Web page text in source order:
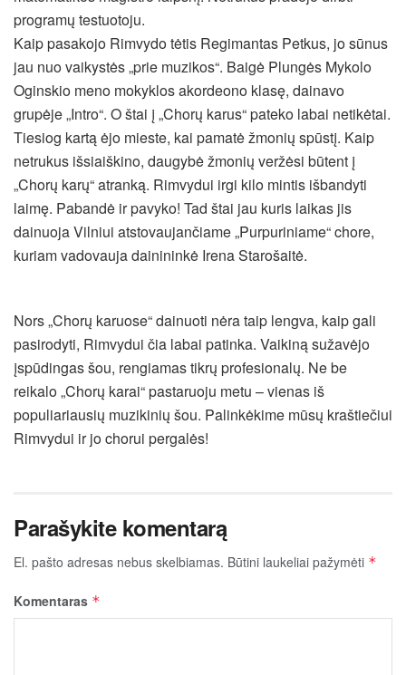
programų testuotoju.
Kaip pasakojo Rimvydo tėtis Regimantas Petkus, jo sūnus
jau nuo vaikystės „prie muzikos“. Baigė Plungės Mykolo
Oginskio meno mokyklos akordeono klasę, dainavo
grupėje „Intro“. O štai į „Chorų karus“ pateko labai netikėtai.
Tiesiog kartą ėjo mieste, kai pamatė žmonių spūstį. Kaip
netrukus išsiaiškino, daugybė žmonių veržėsi būtent į
„Chorų karų“ atranką. Rimvydui irgi kilo mintis išbandyti
laimę. Pabandė ir pavyko! Tad štai jau kuris laikas jis
dainuoja Vilniui atstovaujančiame „Purpuriniame“ chore,
kuriam vadovauja dainininkė Irena Starošaitė.
Nors „Chorų karuose“ dainuoti nėra taip lengva, kaip gali
pasirodyti, Rimvydui čia labai patinka. Vaikiną sužavėjo
įspūdingas šou, rengiamas tikrų profesionalų. Ne be
reikalo „Chorų karai“ pastaruoju metu – vienas iš
populiariausių muzikinių šou. Palinkėkime mūsų kraštiečiui
Rimvydui ir jo chorui pergalės!
Parašykite komentarą
El. pašto adresas nebus skelbiamas. Būtini laukeliai pažymėti *
Komentaras *